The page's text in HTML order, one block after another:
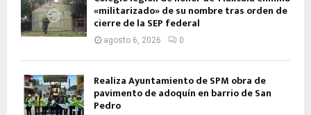
«militarizado» de su nombre tras orden de
cierre de la SEP federal
agosto 6, 2026 0
Realiza Ayuntamiento de SPM obra de
pavimento de adoquín en barrio de San
Pedro